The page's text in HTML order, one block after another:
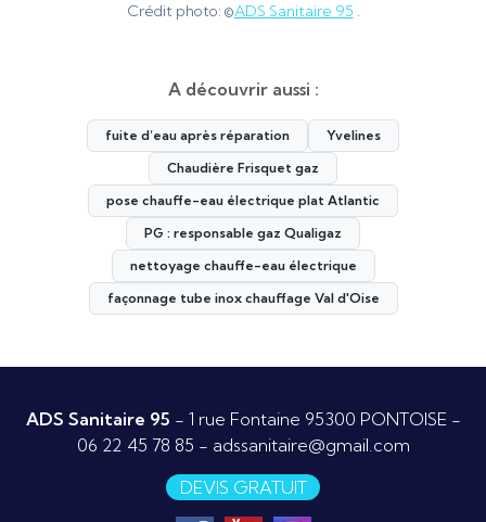
Crédit photo: ©ADS Sanitaire 95 .
A découvrir aussi :
fuite d’eau après réparation
Yvelines
Chaudière Frisquet gaz
pose chauffe-eau électrique plat Atlantic
PG : responsable gaz Qualigaz
nettoyage chauffe-eau électrique
façonnage tube inox chauffage Val d'Oise
ADS Sanitaire 95 - 1 rue Fontaine 95300 PONTOISE -
06 22 45 78 85 - adssanitaire@gmail.com
DEVIS GRATUIT